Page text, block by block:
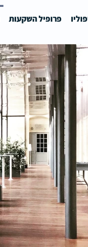
פרופיל השקעות